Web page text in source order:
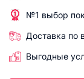
№1 выбор
Доставка по
Выгодные